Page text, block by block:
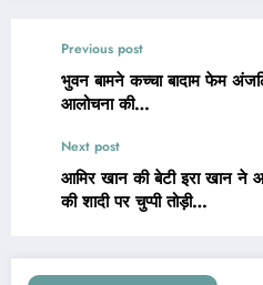
Previous post
भुवन बामने कच्चा बादाम फेम
आलोचना की…
Next post
आमिर खान की बेटी इरा खान ने
की शादी पर चुप्पी तोड़ी…